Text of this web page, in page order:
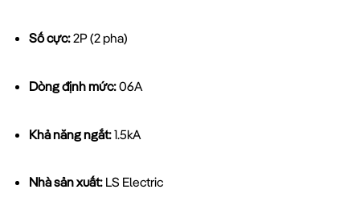
Số cực:2P (2 pha)
Dòng định mức:06A
Khả năng ngắt:1.5kA
Nhà sản xuất:LS Electric